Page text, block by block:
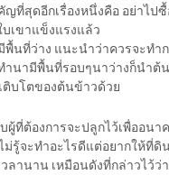
ญที่สุดอีกเรื่องหนึ่งคือ อย่าไป
เขาแข็งแรงแล้ว
นที่ว่าง แนะนำว่าควรจะทำ
ำนามีพื้นที่รอบๆนาว่างก็นำ
ติบโตของต้นข้าวด้วย
ที่ต้องการจะปลูกไว้เพื่ออนา
รู้จะทำอะไรดีแต่อยากให้ที่ดิ
านาน เหมือนดังที่กล่าวไว้ว่